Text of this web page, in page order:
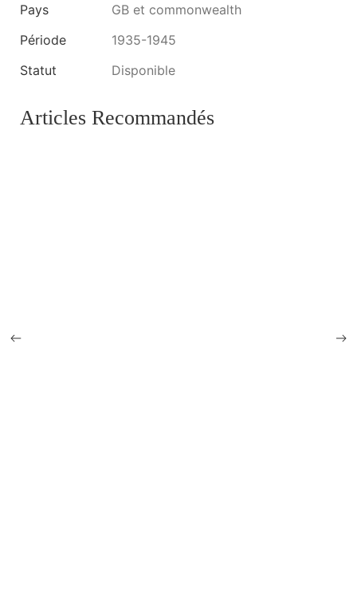
Pays
GB et commonwealth
Période
1935-1945
Statut
Disponible
Articles Recommandés